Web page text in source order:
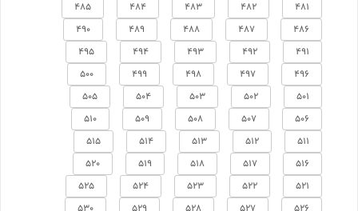
481
482
483
484
485
486
487
488
489
490
491
492
493
494
495
496
497
498
499
500
501
502
503
504
505
506
507
508
509
510
511
512
513
514
515
516
517
518
519
520
521
522
523
524
525